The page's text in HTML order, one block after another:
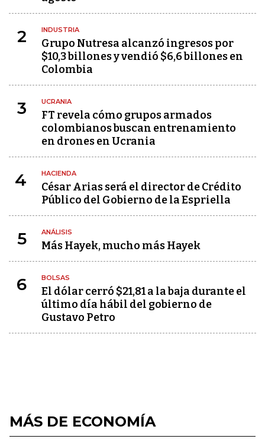
2 INDUSTRIA
Grupo Nutresa alcanzó ingresos por
$10,3 billones y vendió $6,6 billones en
Colombia
3 UCRANIA
FT revela cómo grupos armados
colombianos buscan entrenamiento
en drones en Ucrania
4 HACIENDA
César Arias será el director de Crédito
Público del Gobierno de la Espriella
5 ANÁLISIS
Más Hayek, mucho más Hayek
6 BOLSAS
El dólar cerró $21,81 a la baja durante el
último día hábil del gobierno de
Gustavo Petro
MÁS DE ECONOMÍA